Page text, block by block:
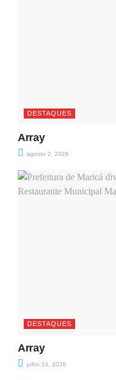
DESTAQUES
Array
agosto 2, 2026
DESTAQUES
Array
julho 24, 2026